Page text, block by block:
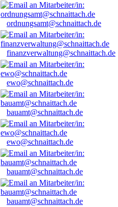
ordnungsamt@schnaittach.de
finanzverwaltung@schnaittach.de
ewo@schnaittach.de
bauamt@schnaittach.de
ewo@schnaittach.de
bauamt@schnaittach.de
bauamt@schnaittach.de